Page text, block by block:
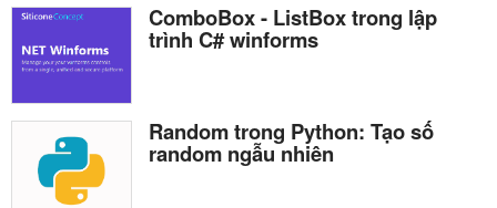
ComboBox - ListBox trong lập
trình C# winforms
Random trong Python: Tạo số
random ngẫu nhiên